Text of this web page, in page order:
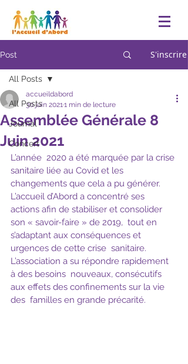
Post S'inscrire
All Posts
Journal
Concert
All Posts
Assemblée Générale 8
Juin 2021
accueildabord
30 juin 20211 min de lecture
L’année  2020 a été marquée par la crise
sanitaire liée au Covid et les
changements que cela a pu générer.
L’accueil d’Abord a concentré ses
actions afin de stabiliser et consolider
son « savoir-faire » de 2019,  tout en
s’adaptant aux conséquences et
urgences de cette crise  sanitaire.
L’association a su répondre rapidement
à des besoins  nouveaux, consécutifs
aux effets des confinements sur la vie
des  familles en grande précarité.